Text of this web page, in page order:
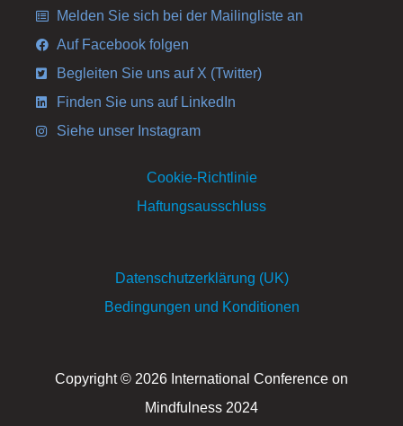
Melden Sie sich bei der Mailingliste an
Auf Facebook folgen
Begleiten Sie uns auf X (Twitter)
Finden Sie uns auf LinkedIn
Siehe unser Instagram
Cookie-Richtlinie
Haftungsausschluss
Datenschutzerklärung (UK)
Bedingungen und Konditionen
Copyright © 2026 International Conference on
Mindfulness 2024